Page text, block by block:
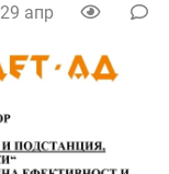
29 апр